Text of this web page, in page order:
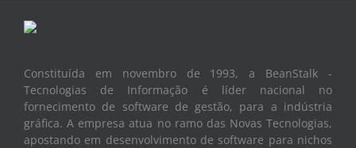
Constituída em novembro de 1993, a BeanStalk -
Tecnologias de Informação é líder nacional no
fornecimento de software de gestão, para a indústria
gráfica. A empresa atua no ramo das Novas Tecnologias,
apostando em desenvolvimento de software para nichos